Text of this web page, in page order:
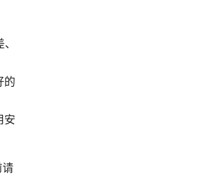
的
安
请